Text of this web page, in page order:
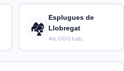
🏘️
Esplugues de
Llobregat
46,000 hab.